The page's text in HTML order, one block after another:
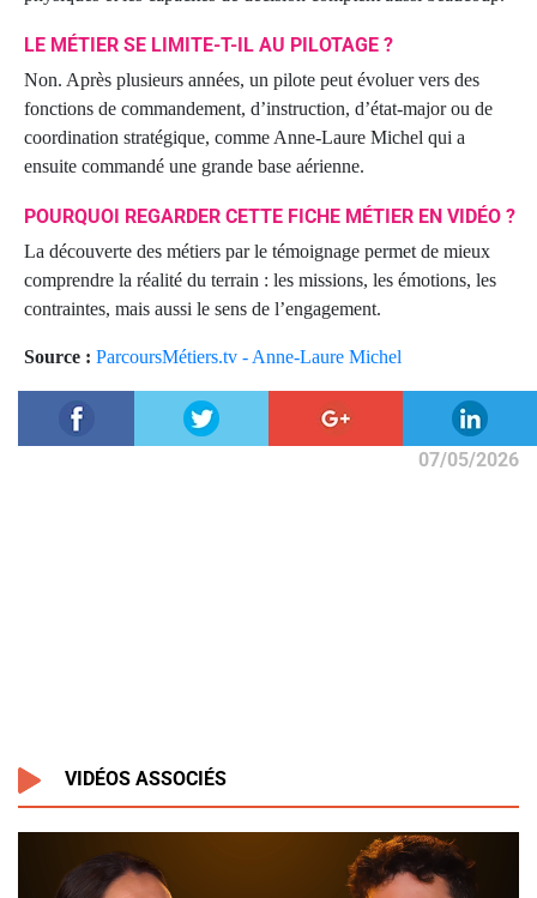
LE MÉTIER SE LIMITE-T-IL AU PILOTAGE ?
Non. Après plusieurs années, un pilote peut évoluer vers des
fonctions de commandement, d’instruction, d’état-major ou de
coordination stratégique, comme Anne-Laure Michel qui a
ensuite commandé une grande base aérienne.
POURQUOI REGARDER CETTE FICHE MÉTIER EN VIDÉO ?
La découverte des métiers par le témoignage permet de mieux
comprendre la réalité du terrain : les missions, les émotions, les
contraintes, mais aussi le sens de l’engagement.
Source : ParcoursMétiers.tv - Anne-Laure Michel
07/05/2026
VIDÉOS ASSOCIÉS